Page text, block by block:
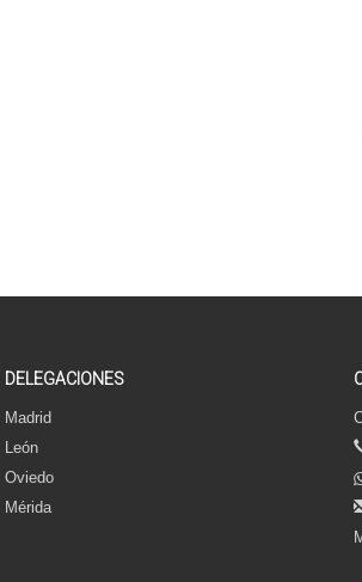
DELEGACIONES
Madrid
León
Oviedo
Mérida